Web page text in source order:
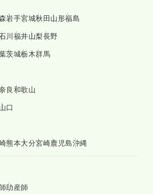
岩手宮城秋田山形福島
川福井山梨長野
茨城栃木群馬
良和歌山
山口
熊本大分宮崎鹿児島沖縄
助産師